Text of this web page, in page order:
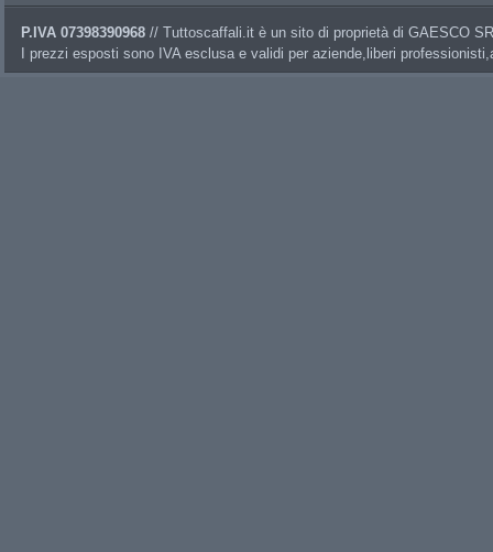
P.IVA 07398390968 // Tuttoscaffali.it è un sito di proprietà di GAESCO
I prezzi esposti sono IVA esclusa e validi per aziende,liberi